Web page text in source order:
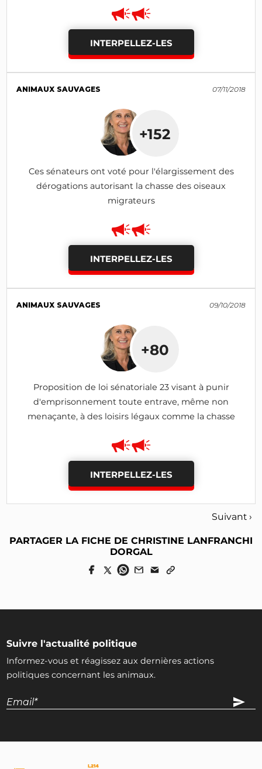
INTERPELLEZ-LES
ANIMAUX SAUVAGES 07/11/2018
+152
Ces sénateurs ont voté pour l'élargissement des
dérogations autorisant la chasse des oiseaux
migrateurs
INTERPELLEZ-LES
ANIMAUX SAUVAGES 09/10/2018
+80
Proposition de loi sénatoriale 23 visant à punir
d'emprisonnement toute entrave, même non
menaçante, à des loisirs légaux comme la chasse
INTERPELLEZ-LES
Suivant ›
PARTAGER LA FICHE DE CHRISTINE LANFRANCHI
DORGAL
Suivre l'actualité politique
Informez-vous et réagissez aux dernières actions
politiques concernant les animaux.